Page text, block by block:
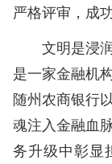
严格评审，成
文明是浸
是一家金融机
随州农商银行
魂注入金融血
务升级中彰显